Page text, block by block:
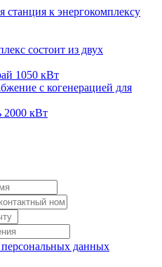
станция к энергокомплексу
состоит из двух
1050 кВт
с когенерацией для
2000 кВт
персональных данных